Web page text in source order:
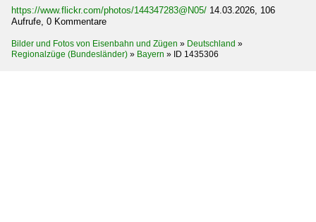
https://www.flickr.com/photos/144347283@N05/ 14.03.2026, 106
Aufrufe, 0 Kommentare
Bilder und Fotos von Eisenbahn und Zügen » Deutschland »
Regionalzüge (Bundesländer) » Bayern » ID 1435306